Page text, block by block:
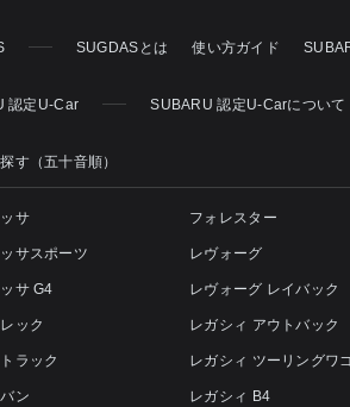
SUGDASとは 使い方ガイド
認定U-Car SUBARU 認定U-Carについて
す（五十音順）
サ
サスポーツ
サ G4
ック
ラック
ン
フォレスター
レヴォーグ
レヴォーグ レイバック
レガシィ アウトバック
レガシィ ツーリングワ
レガシィ B4